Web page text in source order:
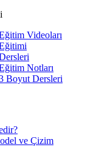
Videoları
Notları
Boyut Dersleri
ve Çizim